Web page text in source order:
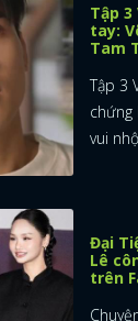
Tập
tay:
Tam
Tập 3
vui
Đại
Lê
trên